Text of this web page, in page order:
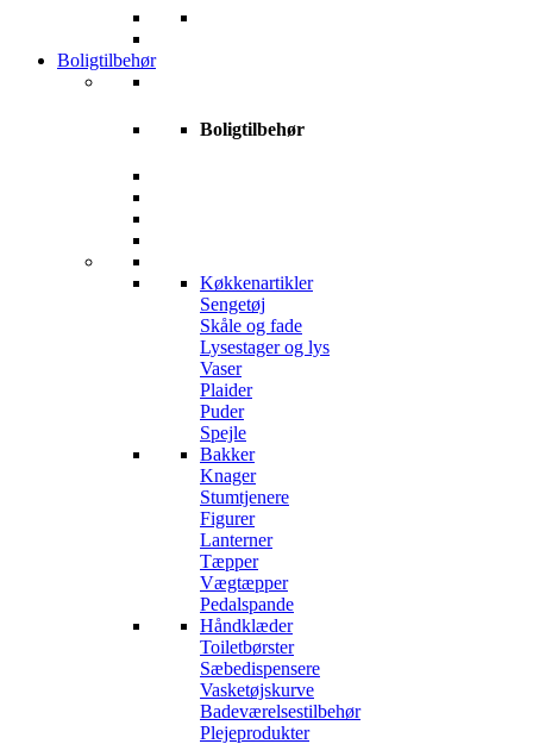
Boligtilbehør
Boligtilbehør
Køkkenartikler
Sengetøj
Skåle og fade
Lysestager og lys
Vaser
Plaider
Puder
Spejle
Bakker
Knager
Stumtjenere
Figurer
Lanterner
Tæpper
Vægtæpper
Pedalspande
Håndklæder
Toiletbørster
Sæbedispensere
Vasketøjskurve
Badeværelsestilbehør
Plejeprodukter